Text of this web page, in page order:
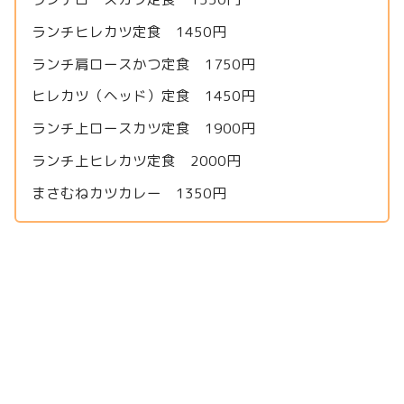
ランチヒレカツ定食 1450円
ランチ肩ロースかつ定食 1750円
ヒレカツ（ヘッド）定食 1450円
ランチ上ロースカツ定食 1900円
ランチ上ヒレカツ定食 2000円
まさむねカツカレー 1350円